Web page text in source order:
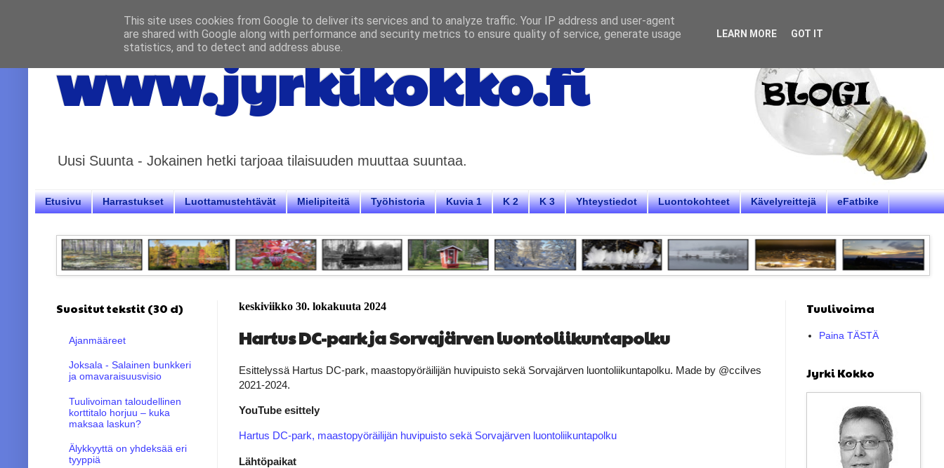
www.jyrkikokko.fi
Uusi Suunta - Jokainen hetki tarjoaa tilaisuuden muuttaa suuntaa.
Etusivu Harrastukset Luottamustehtävät Mielipiteitä Työhistoria Kuvia 1 K 2 K 3 Yhteystiedot Luontokohteet Kävelyreittejä eFatbike
keskiviikko 30. lokakuuta 2024
Hartus DC-park ja Sorvajärven luontoliikuntapolku
Esittelyssä Hartus DC-park, maastopyöräilijän huvipuisto sekä Sorvajärven luontoliikuntapolku. Made by @ccilves
2021-2024.
YouTube esittely
Hartus DC-park, maastopyöräilijän huvipuisto sekä Sorvajärven luontoliikuntapolku
Lähtöpaikat
Suositut tekstit (30 d)
Ajanmääreet
Joksala - Salainen bunkkeri
ja omavaraisuusvisio
Tuulivoiman taloudellinen
korttitalo horjuu – kuka
maksaa laskun?
Älykkyyttä on yhdeksää eri
tyyppiä
Tuulivoima
Paina TÄSTÄ
Jyrki Kokko
This site uses cookies from Google to deliver its services and to analyze traffic. Your IP address and user-agent
are shared with Google along with performance and security metrics to ensure quality of service, generate usage
statistics, and to detect and address abuse.
LEARN MORE GOT IT